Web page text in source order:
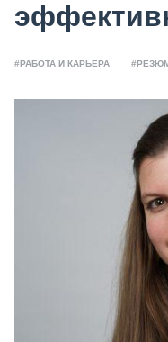
#РАБОТА И КАРЬЕРА